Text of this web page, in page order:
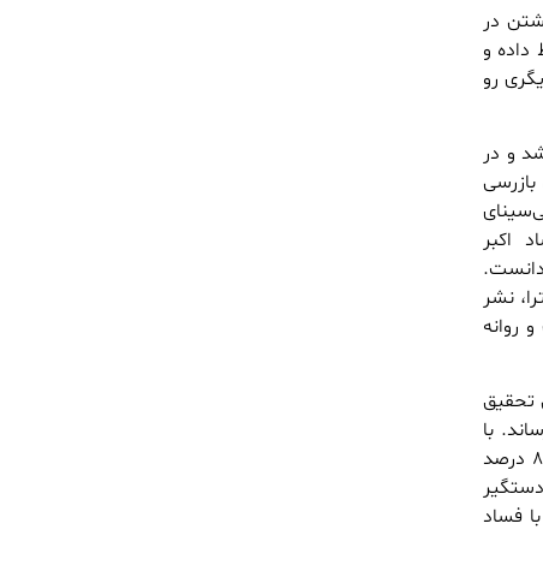
در
میلیارد تومان ربط داده و
رو
مجلس دوره هفتم شد و در
اکبر
افترا، نشر
۲۲ خرداد بازداشت و روانه
تحقیق
با
وجود این که سید محمود هاشمی شاهرودی، رئیس وقت قوه قضاییه اذعان داشت که ۸۰ تا ۸۵ درصد
دستگیر
فساد